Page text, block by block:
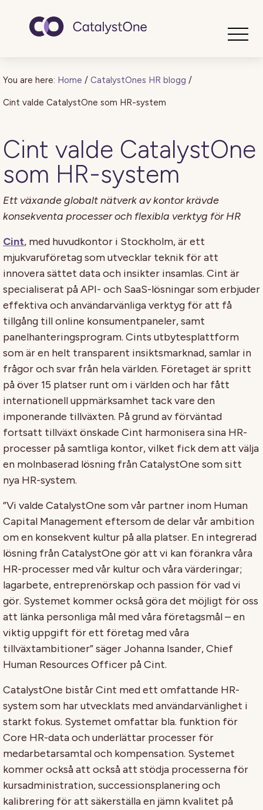
You are here: Home / CatalystOnes HR blogg /
Cint valde CatalystOne som HR-system
Cint valde CatalystOne
som HR-system
Ett växande globalt nätverk av kontor krävde
konsekventa processer och flexibla verktyg för HR
Cint, med huvudkontor i Stockholm, är ett
mjukvaruföretag som utvecklar teknik för att
innovera sättet data och insikter insamlas. Cint är
specialiserat på API- och SaaS-lösningar som erbjuder
effektiva och användarvänliga verktyg för att få
tillgång till online konsumentpaneler, samt
panelhanteringsprogram. Cints utbytesplattform
som är en helt transparent insiktsmarknad, samlar in
frågor och svar från hela världen. Företaget är spritt
på över 15 platser runt om i världen och har fått
internationell uppmärksamhet tack vare den
imponerande tillväxten. På grund av förväntad
fortsatt tillväxt önskade Cint harmonisera sina HR-
processer på samtliga kontor, vilket fick dem att välja
en molnbaserad lösning från CatalystOne som sitt
nya HR-system.
”Vi valde CatalystOne som vår partner inom Human
Capital Management eftersom de delar vår ambition
om en konsekvent kultur på alla platser. En integrerad
lösning från CatalystOne gör att vi kan förankra våra
HR-processer med vår kultur och våra värderingar;
lagarbete, entreprenörskap och passion för vad vi
gör. Systemet kommer också göra det möjligt för oss
att länka personliga mål med våra företagsmål – en
viktig uppgift för ett företag med våra
tillväxtambitioner” säger Johanna Isander, Chief
Human Resources Officer på Cint.
CatalystOne bistår Cint med ett omfattande HR-
system som har utvecklats med användarvänlighet i
starkt fokus. Systemet omfattar bla. funktion för
Core HR-data och underlättar processer för
medarbetarsamtal och kompensation. Systemet
kommer också att också att stödja processerna för
kursadministration, successionsplanering och
kalibrering för att säkerställa en jämn kvalitet på